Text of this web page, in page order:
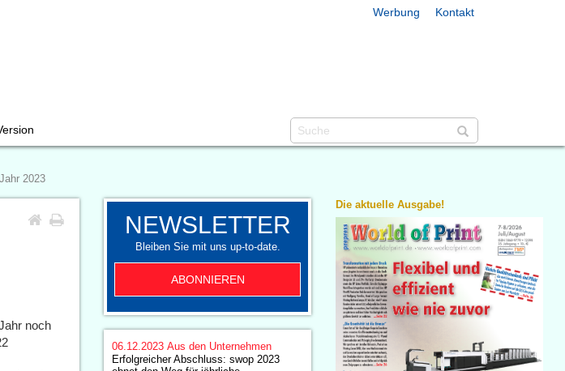
Werbung Kontakt
2023
noch
NEWSLETTER
Bleiben Sie mit uns up-to-date.
ABONNIEREN
06.12.2023 Aus den Unternehmen
Erfolgreicher Abschluss: swop 2023
Die aktuelle Ausgabe!